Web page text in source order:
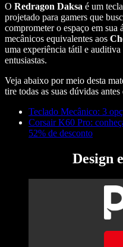
O Redragon Daksa é um
projetado para gamers que
comprometer o espaço em sua
mecânicos equivalentes aos
uma experiência tátil e
entusiastas.
Veja abaixo por meio desta
tire todas as suas dúvidas
Teclado Mecânico: 3
Corsair K60 Pro:
52% de desconto
Design